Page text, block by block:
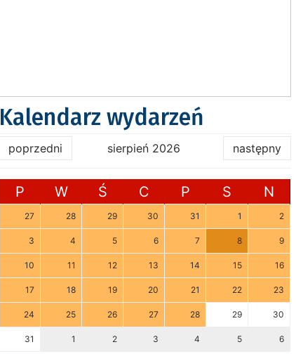
Kalendarz wydarzeń
poprzedni sierpień 2026 następny
P W Ś C P S N
27 28 29 30 31 1 2
3 4 5 6 7 8 9
10 11 12 13 14 15 16
17 18 19 20 21 22 23
24 25 26 27 28 29 30
31 1 2 3 4 5 6